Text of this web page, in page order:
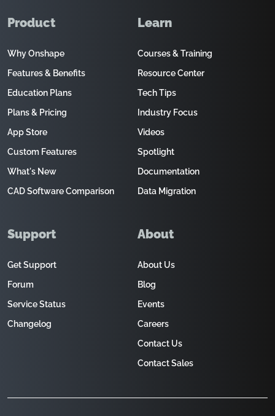
Product
Why Onshape
Features & Benefits
Education Plans
Plans & Pricing
App Store
Custom Features
What's New
CAD Software Comparison
Learn
Courses & Training
Resource Center
Tech Tips
Industry Focus
Videos
Spotlight
Documentation
Data Migration
Support
Get Support
Forum
Service Status
Changelog
About
About Us
Blog
Events
Careers
Contact Us
Contact Sales